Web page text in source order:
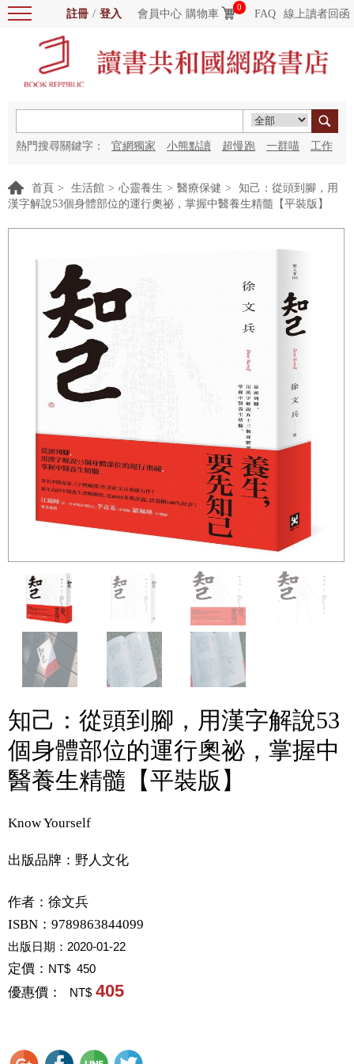
註冊 / 登入 會員中心 購物車
0
FAQ 線上讀者回函
熱門搜尋關鍵字： 官網獨家 小熊點讀 超慢跑 一群喵 工作
首頁 > 生活館 > 心靈養生 > 醫療保健 >
知己：從頭到腳，用
漢字解說53個身體部位的運行奧祕，掌握中醫養生精髓【平裝版】
知己：從頭到腳，用漢字解說53
個身體部位的運行奧祕，掌握中
醫養生精髓【平裝版】
Know Yourself
出版品牌：野人文化
作者： 徐文兵
ISBN：9789863844099
出版日期： 2020-01-22
定價： NT$ 450
優惠價： NT$ 405